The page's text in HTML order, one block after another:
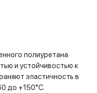
полиуретана
и устойчивостью к
эластичность в
до +150°С.